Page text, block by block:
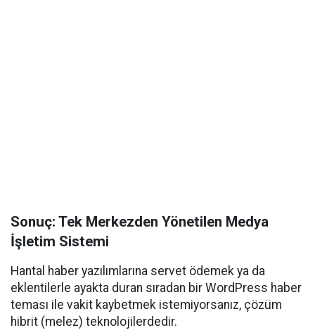
Sonuç: Tek Merkezden Yönetilen Medya
İşletim Sistemi
Hantal haber yazılımlarına servet ödemek ya da
eklentilerle ayakta duran sıradan bir WordPress haber
teması ile vakit kaybetmek istemiyorsanız, çözüm
hibrit (melez) teknolojilerdedir.